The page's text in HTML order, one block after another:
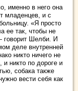
именно в него она
младенцев, и с
«Я просто
ее так, чтобы не
говорит Шелби. И
деле внутренней
никто ничего не
никто по дороге и
собака также
вести себя как